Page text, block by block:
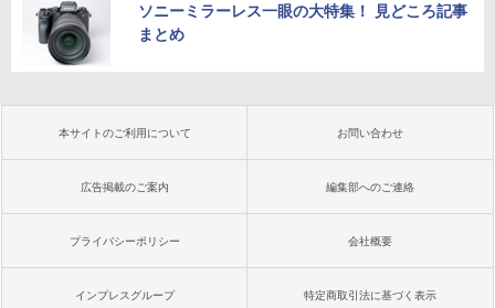
ソニーミラーレス一眼の大特集！ 見どころ記事
まとめ
本サイトのご利用について お問い合わせ
広告掲載のご案内 編集部へのご連絡
プライバシーポリシー 会社概要
インプレスグループ 特定商取引法に基づく表示